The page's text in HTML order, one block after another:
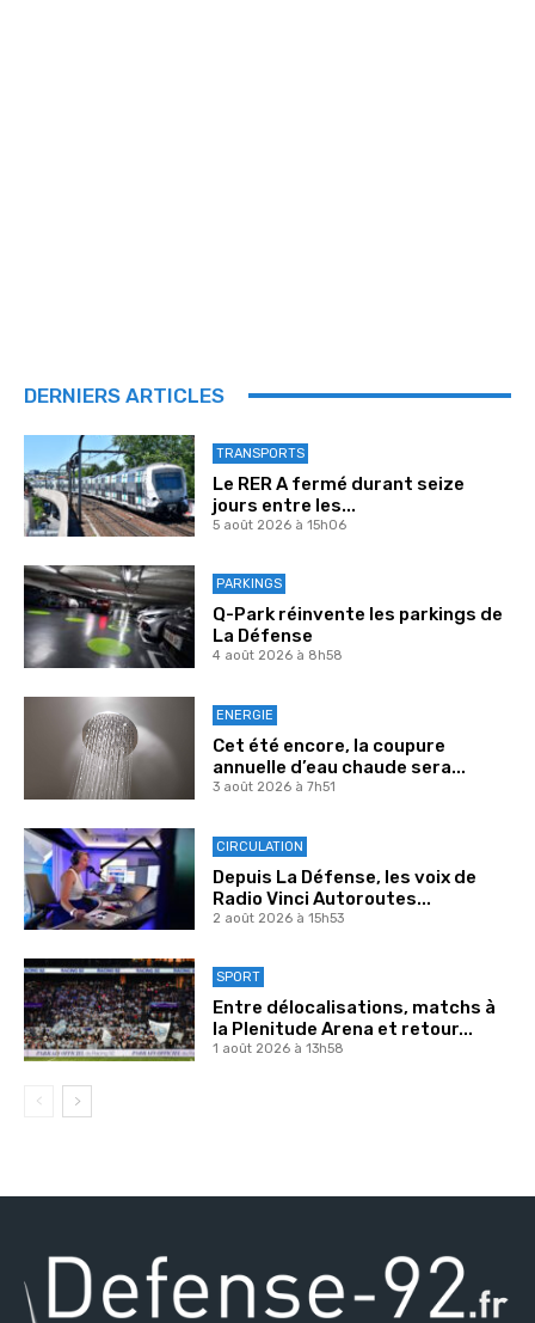
DERNIERS ARTICLES
TRANSPORTS
Le RER A fermé durant seize
jours entre les...
5 août 2026 à 15h06
PARKINGS
Q-Park réinvente les parkings de
La Défense
4 août 2026 à 8h58
ENERGIE
Cet été encore, la coupure
annuelle d’eau chaude sera...
3 août 2026 à 7h51
CIRCULATION
Depuis La Défense, les voix de
Radio Vinci Autoroutes...
2 août 2026 à 15h53
SPORT
Entre délocalisations, matchs à
la Plenitude Arena et retour...
1 août 2026 à 13h58